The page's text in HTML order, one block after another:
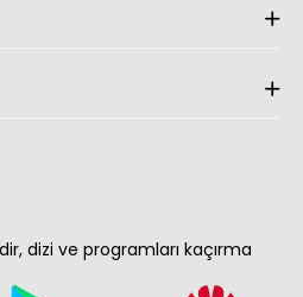
dizi ve programları kaçırma